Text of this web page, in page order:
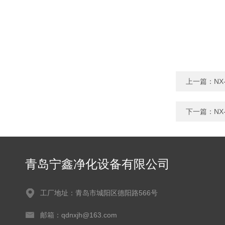
上一篇：
下一篇：
青岛宁鑫净化设备有限公司
工厂地址：青岛市城阳区德阳路566号
邮箱：qdnxjh@163.com